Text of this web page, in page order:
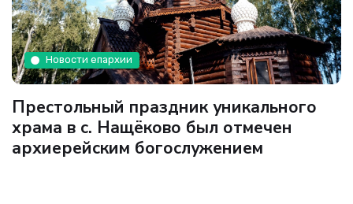
Новости епархии
Престольный праздник уникального
храма в с. Нащёково был отмечен
архиерейским богослужением